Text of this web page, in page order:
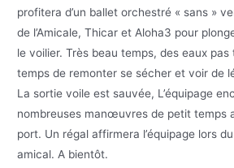
profitera d’un ballet orchestré « sans »
de l’Amicale, Thicar et Aloha3 pour
le voilier. Très beau temps, des eaux
temps de remonter se sécher et voir de
La sortie voile est sauvée, L’équipage
nombreuses manœuvres de petit temps
port. Un régal affirmera l’équipage lors
amical. A bientôt.